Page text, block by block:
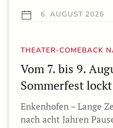
6. AUGUST 2026
THEATER-COMEBACK
Vom 7. bis 9.
Sommerfest lockt
Enkenhofen – Lange
nach acht Jahren